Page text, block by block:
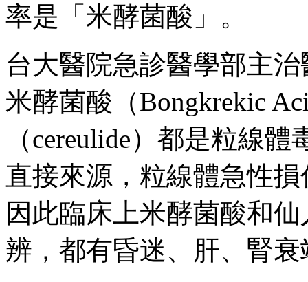
率是「米酵菌酸」。
台大醫院急診醫學部主
米酵菌酸（Bongkrekic
（cereulide）都是粒線
直接來源，粒線體急性
因此臨床上米酵菌酸和
辨，都有昏迷、肝、腎